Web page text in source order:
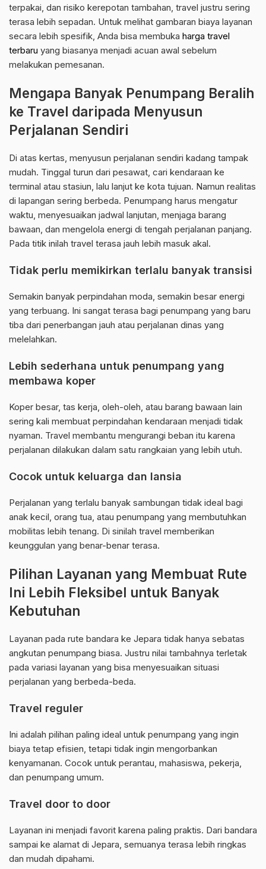
terpakai, dan risiko kerepotan tambahan, travel justru sering
terasa lebih sepadan. Untuk melihat gambaran biaya layanan
secara lebih spesifik, Anda bisa membuka harga travel
terbaru yang biasanya menjadi acuan awal sebelum
melakukan pemesanan.
Mengapa Banyak Penumpang Beralih
ke Travel daripada Menyusun
Perjalanan Sendiri
Di atas kertas, menyusun perjalanan sendiri kadang tampak
mudah. Tinggal turun dari pesawat, cari kendaraan ke
terminal atau stasiun, lalu lanjut ke kota tujuan. Namun realitas
di lapangan sering berbeda. Penumpang harus mengatur
waktu, menyesuaikan jadwal lanjutan, menjaga barang
bawaan, dan mengelola energi di tengah perjalanan panjang.
Pada titik inilah travel terasa jauh lebih masuk akal.
Tidak perlu memikirkan terlalu banyak transisi
Semakin banyak perpindahan moda, semakin besar energi
yang terbuang. Ini sangat terasa bagi penumpang yang baru
tiba dari penerbangan jauh atau perjalanan dinas yang
melelahkan.
Lebih sederhana untuk penumpang yang
membawa koper
Koper besar, tas kerja, oleh-oleh, atau barang bawaan lain
sering kali membuat perpindahan kendaraan menjadi tidak
nyaman. Travel membantu mengurangi beban itu karena
perjalanan dilakukan dalam satu rangkaian yang lebih utuh.
Cocok untuk keluarga dan lansia
Perjalanan yang terlalu banyak sambungan tidak ideal bagi
anak kecil, orang tua, atau penumpang yang membutuhkan
mobilitas lebih tenang. Di sinilah travel memberikan
keunggulan yang benar-benar terasa.
Pilihan Layanan yang Membuat Rute
Ini Lebih Fleksibel untuk Banyak
Kebutuhan
Layanan pada rute bandara ke Jepara tidak hanya sebatas
angkutan penumpang biasa. Justru nilai tambahnya terletak
pada variasi layanan yang bisa menyesuaikan situasi
perjalanan yang berbeda-beda.
Travel reguler
Ini adalah pilihan paling ideal untuk penumpang yang ingin
biaya tetap efisien, tetapi tidak ingin mengorbankan
kenyamanan. Cocok untuk perantau, mahasiswa, pekerja,
dan penumpang umum.
Travel door to door
Layanan ini menjadi favorit karena paling praktis. Dari bandara
sampai ke alamat di Jepara, semuanya terasa lebih ringkas
dan mudah dipahami.